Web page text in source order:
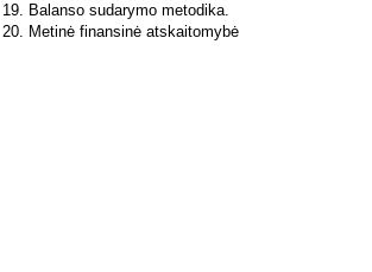
19. Balanso sudarymo metodika.
20. Metinė finansinė atskaitomybė